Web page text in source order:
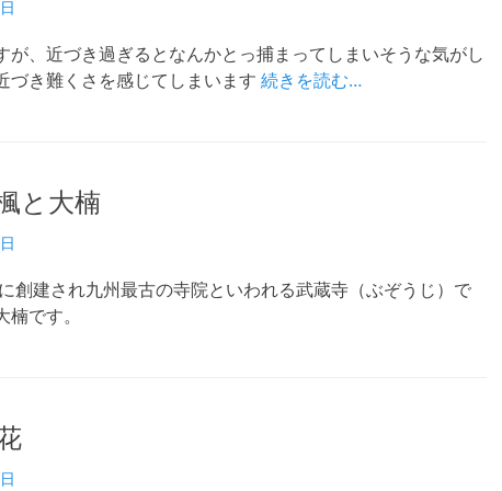
が、近づき過ぎるとなんかとっ捕まってしまいそうな気がし
づき難くさを感じてしまいます 続きを読む…
と大楠
創建され九州最古の寺院といわれる武蔵寺（ぶぞうじ）で
です。